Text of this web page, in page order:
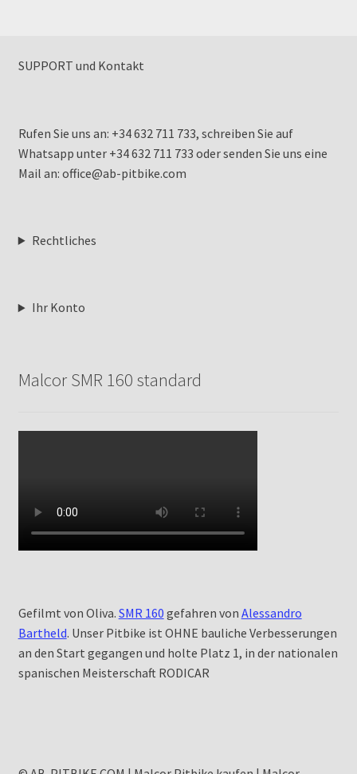
SUPPORT und Kontakt
Rufen Sie uns an: +34 632 711 733, schreiben Sie auf
Whatsapp unter +34 632 711 733 oder senden Sie uns eine
Mail an: office@ab-pitbike.com
Rechtliches
Ihr Konto
Malcor SMR 160 standard
Gefilmt von Oliva. SMR 160 gefahren von Alessandro
Bartheld. Unser Pitbike ist OHNE bauliche Verbesserungen
an den Start gegangen und holte Platz 1, in der nationalen
spanischen Meisterschaft RODICAR